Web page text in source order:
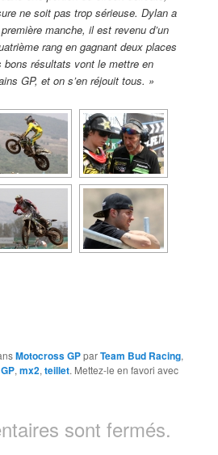
ne soit pas trop sérieuse. Dylan a
manche, il est revenu d’un
rang en gagnant deux places
bons résultats vont le mettre en
GP, et on s’en réjouit tous. »
Motocross GPparTeam Bud Racing,
GP,mx2,teillet. Mettez-le en favori avec
sont fermés.